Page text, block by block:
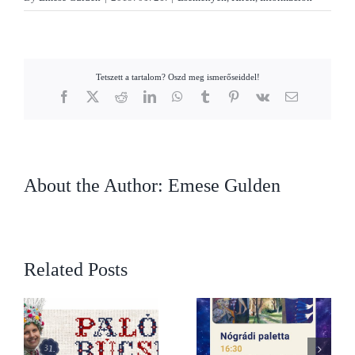
Tetszett a tartalom? Oszd meg ismerőseiddel!
Facebook
X RedditLinkedInWhatsApp
TumblrPinterest
Vk Email
About the Author: Emese Gulden
Related Posts
Nógrádi paletta – Dr.
Csordás Pál